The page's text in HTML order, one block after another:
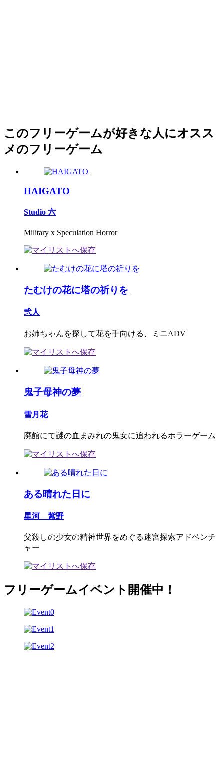
このフリーゲームが好きな人にオスス
メのフリーゲーム
HAIGATO
Studio 六
Military x Speculation Horror
たむけの花に塔の祈りを
弐人
お姉ちゃんを探して花を手向ける、ミニADV
鬼子母神の夢
雪月花
廃館にて謎の血まみれの鬼女に追われるホラーゲーム
ある晴れた日に
星河 紫野
父殺しの少女の精神世界をめぐる迷宮探索アドベンチ
ャー
フリーゲームイベント開催中！